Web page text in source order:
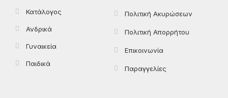
Κατάλογος
Ανδρικά
Γυναικεία
Παιδικά
Πολιτική Ακυρώσεων
Πολιτική Απορρήτου
Επικοινωνία
Παραγγελίες